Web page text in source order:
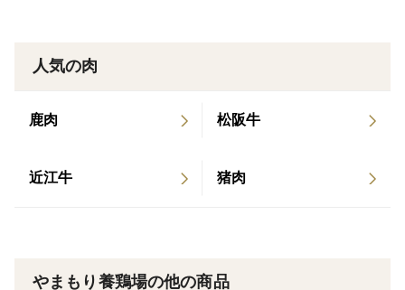
を発酵させていますので、
人気の肉
鹿肉 松阪牛
近江牛 猪肉
やまもり養鶏場の他の商品